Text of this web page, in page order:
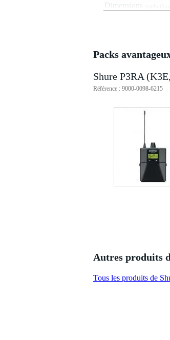
Dimensions
bande de
boîtier
compatible
sortie ligne :
dimensions :
durée de vie
durée de vie
Packs
Shure P3RA
Référence : 9000-0098-6215
Autres produits
Tous les produits de